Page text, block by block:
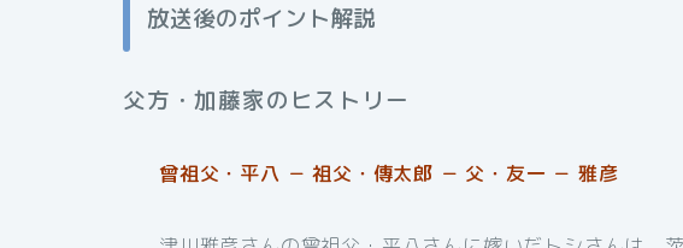
放送後のポイント解説
父方・加藤家のヒストリー
曾祖父・平八 － 祖父・傳太郎 － 父・友一 － 雅彦